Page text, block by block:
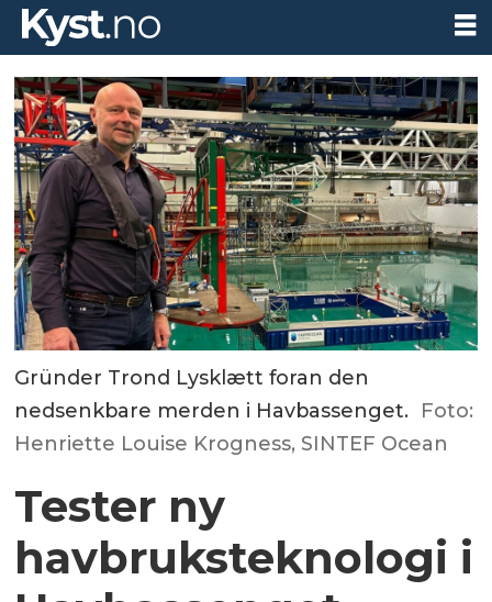
Gründer Trond Lysklætt foran den
nedsenkbare merden i Havbassenget. Foto:
Henriette Louise Krogness, SINTEF Ocean
Tester ny
havbruksteknologi i